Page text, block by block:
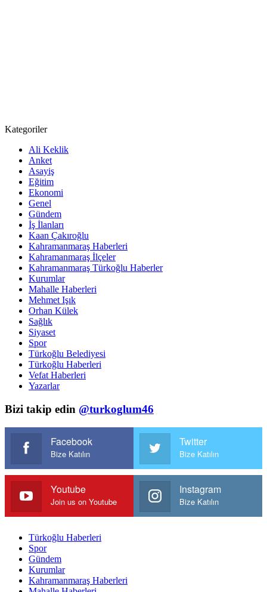
Kategoriler
Ali Keklik
Anket
Asayiş
Eğitim
Ekonomi
Genel
Gündem
İş İlanları
Kaan Çakıroğlu
Kahramanmaraş Haberleri
Kahramanmaraş İlçeler
Kahramanmaraş Türkoğlu Haberler
Kurumlar
Mahalle Haberleri
Mehmet Işık
Orhan Külek
Sağlık
Siyaset
Spor
Türkoğlu Belediyesi
Türkoğlu Haberleri
Vefat Haberleri
Yazarlar
Bizi takip edin @turkoglum46
Facebook
Bize Katılın
Twitter
Bize Katılın
Youtube
Join us on Youtube
Instagram
Bize Katılın
Türkoğlu Haberleri
Spor
Gündem
Kurumlar
Kahramanmaraş Haberleri